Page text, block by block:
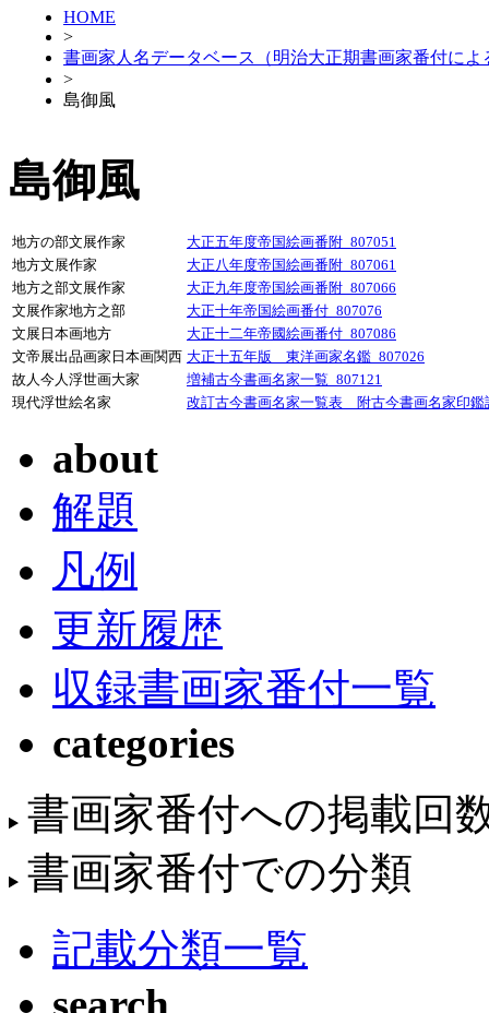
HOME
>
書画家人名データベース（明治大正期書画家番付によ
>
島御風
島御風
地方の部文展作家
大正五年度帝国絵画番附_807051
地方文展作家
大正八年度帝国絵画番附_807061
地方之部文展作家
大正九年度帝国絵画番附_807066
文展作家地方之部
大正十年帝国絵画番付_807076
文展日本画地方
大正十二年帝國絵画番付_807086
文帝展出品画家日本画関西 大正十五年版 東洋画家名鑑_807026
故人今人浮世画大家
増補古今書画名家一覧_807121
現代浮世絵名家
改訂古今書画名家一覧表 附古今書画名家印鑑
about
解題
凡例
更新履歴
収録書画家番付一覧
categories
書画家番付への掲載回
書画家番付での分類
記載分類一覧